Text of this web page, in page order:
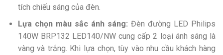
tích chiếu sáng của đèn.
Lựa chọn màu sắc ánh sáng: Đèn đường LED Philips
140W BRP132 LED140/NW cung cấp 2 loại ánh sáng là
vàng và trắng. Khi lựa chọn, tùy vào nhu cầu khách hàng